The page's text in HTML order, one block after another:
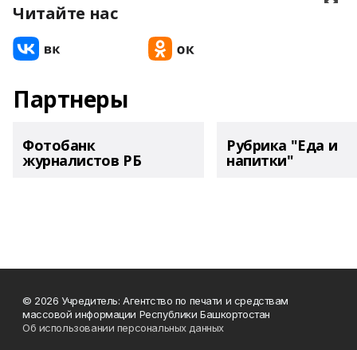
Читайте нас
Партнеры
Фотобанк
журналистов РБ
Рубрика "Еда и
напитки"
© 2026 Учредитель: Агентство по печати и средствам
массовой информации Республики Башкортостан
Об использовании персональных данных